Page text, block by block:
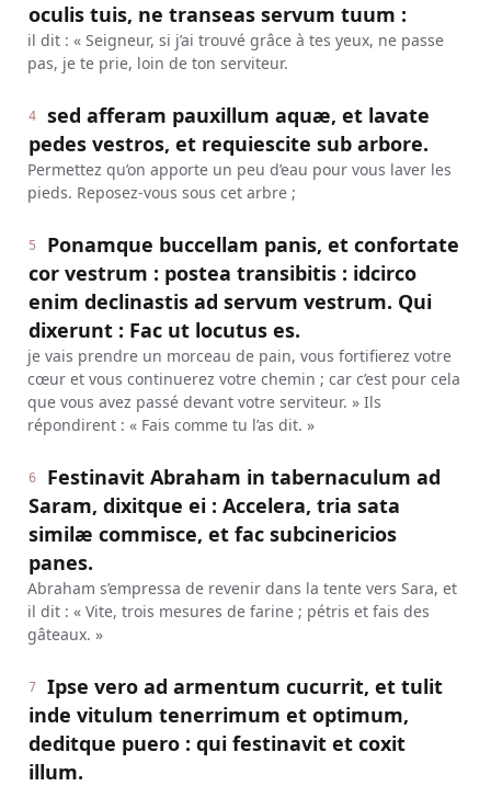
oculis tuis, ne transeas servum tuum :
il dit : « Seigneur, si j’ai trouvé grâce à tes yeux, ne passe
pas, je te prie, loin de ton serviteur.
4
sed afferam pauxillum aquæ, et lavate
pedes vestros, et requiescite sub arbore.
Permettez qu’on apporte un peu d’eau pour vous laver les
pieds. Reposez-vous sous cet arbre ;
5
Ponamque buccellam panis, et confortate
cor vestrum : postea transibitis : idcirco
enim declinastis ad servum vestrum. Qui
dixerunt : Fac ut locutus es.
je vais prendre un morceau de pain, vous fortifierez votre
cœur et vous continuerez votre chemin ; car c’est pour cela
que vous avez passé devant votre serviteur. » Ils
répondirent : « Fais comme tu l’as dit. »
6
Festinavit Abraham in tabernaculum ad
Saram, dixitque ei : Accelera, tria sata
similæ commisce, et fac subcinericios
panes.
Abraham s’empressa de revenir dans la tente vers Sara, et
il dit : « Vite, trois mesures de farine ; pétris et fais des
gâteaux. »
7
Ipse vero ad armentum cucurrit, et tulit
inde vitulum tenerrimum et optimum,
deditque puero : qui festinavit et coxit
illum.